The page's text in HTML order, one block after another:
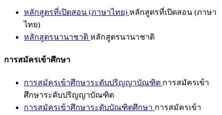
หลักสูตรที่เปิดสอน (ภาษาไทย) หลักสูตรที่เปิดสอน (ภาษา
ไทย)
หลักสูตรนานาชาติ หลักสูตรนานาชาติ
การสมัครเข้าศึกษา
การสมัครเข้าศึกษาระดับปริญญาบัณฑิต การสมัครเข้า
ศึกษาระดับปริญญาบัณฑิต
การสมัครเข้าศึกษาระดับบัณฑิตศึกษา การสมัครเข้า